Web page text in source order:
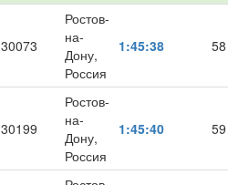
30073
Ростов-
на-
Дону,
Россия
1:45:38 58
30199
Ростов-
на-
Дону,
Россия
1:45:40 59